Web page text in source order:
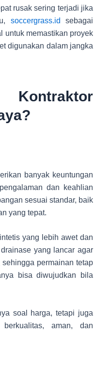
rusak sering terjadi jika
soccergrass.id
sebagai
untuk memastikan proyek
digunakan dalam jangka
banyak keuntungan
dan keahlian
sesuai standar, baik
yang tepat.
yang lebih awet dan
yang lancar agar
permainan tetap
bisa diwujudkan bila
soal harga, tetapi juga
aman, dan